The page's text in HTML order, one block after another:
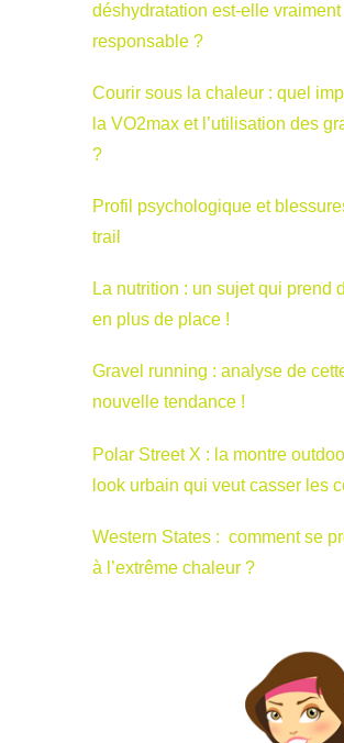
déshydratation est-elle vraiment
responsable ?
Courir sous la chaleur : quel
la VO2max et l’utilisation des
?
Profil psychologique et
trail
La nutrition : un sujet qui prend
en plus de place !
Gravel running : analyse de
nouvelle tendance !
Polar Street X : la montre
look urbain qui veut casser les
Western States : comment se
à l’extrême chaleur ?